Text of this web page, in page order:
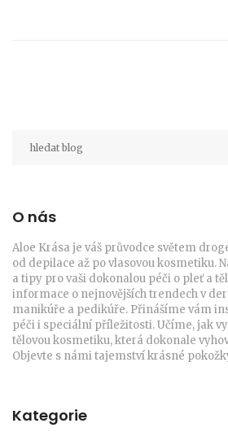
O nás
Aloe Krása je váš průvodce světem
od depilace až po vlasovou kosmetiku.
a tipy pro vaši dokonalou péči o pleť a
informace o nejnovějších trendech v
manikúře a pedikúře. Přinášíme vám
péči i speciální příležitosti. Učíme, jak
tělovou kosmetiku, která dokonale
Objevte s námi tajemství krásné
Kategorie